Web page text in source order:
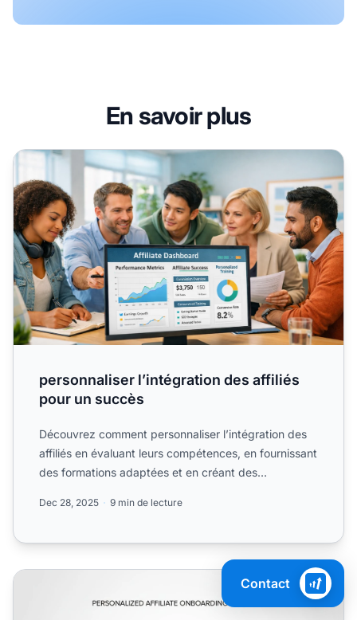
En savoir plus
personnaliser l’intégration des affiliés pour un succès
personnaliser l’intégration des affiliés
pour un succès
Découvrez comment personnaliser l’intégration des
affiliés en évaluant leurs compétences, en fournissant
des formations adaptées et en créant des
Dec 28, 2025 9 min de lecture
Comment personnaliser l'intégration des affiliés ?
Contact